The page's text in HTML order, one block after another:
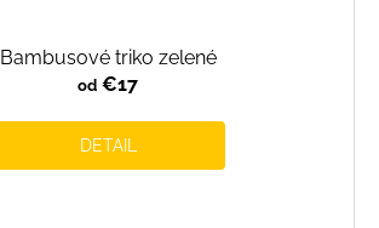
Bambusové triko zelené
od €17
DETAIL